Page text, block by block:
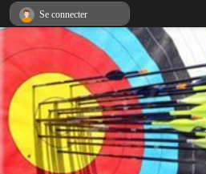
Se connecter
Panneau de gestion des cookies